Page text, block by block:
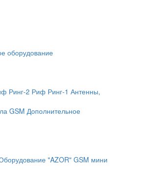
оборудование
Ринг-2 Риф Ринг-1 Антенны,
GSM Дополнительное
"AZOR" GSM мини